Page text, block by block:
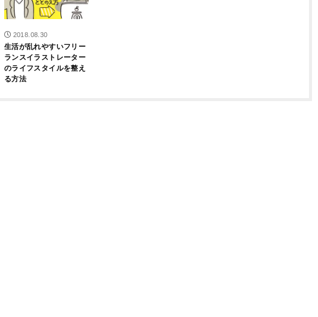
2018.08.30
生活が乱れやすいフリー
ランスイラストレーター
のライフスタイルを整え
る方法